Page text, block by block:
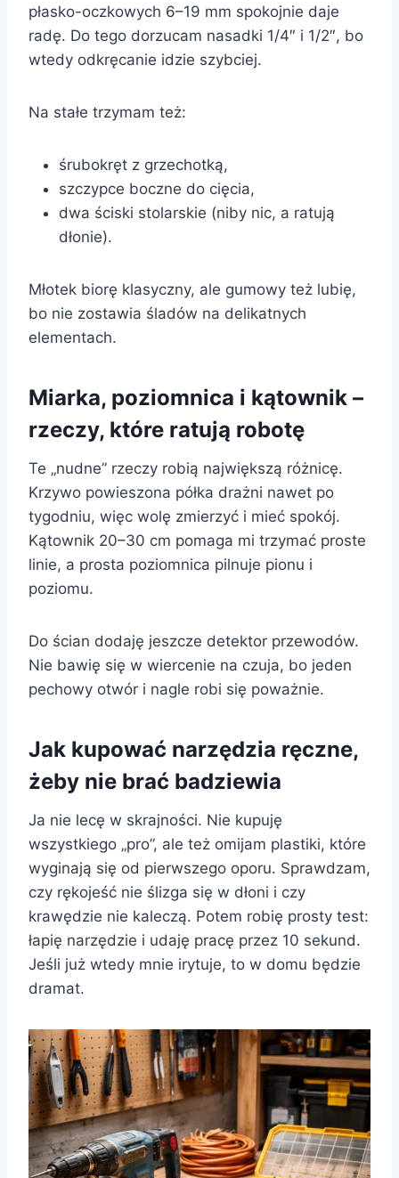
płasko-oczkowych 6–19 mm spokojnie daje
radę. Do tego dorzucam nasadki 1/4″ i 1/2″, bo
wtedy odkręcanie idzie szybciej.
Na stałe trzymam też:
śrubokręt z grzechotką,
szczypce boczne do cięcia,
dwa ściski stolarskie (niby nic, a ratują
dłonie).
Młotek biorę klasyczny, ale gumowy też lubię,
bo nie zostawia śladów na delikatnych
elementach.
Miarka, poziomnica i kątownik –
rzeczy, które ratują robotę
Te „nudne” rzeczy robią największą różnicę.
Krzywo powieszona półka drażni nawet po
tygodniu, więc wolę zmierzyć i mieć spokój.
Kątownik 20–30 cm pomaga mi trzymać proste
linie, a prosta poziomnica pilnuje pionu i
poziomu.
Do ścian dodaję jeszcze detektor przewodów.
Nie bawię się w wiercenie na czuja, bo jeden
pechowy otwór i nagle robi się poważnie.
Jak kupować narzędzia ręczne,
żeby nie brać badziewia
Ja nie lecę w skrajności. Nie kupuję
wszystkiego „pro”, ale też omijam plastiki, które
wyginają się od pierwszego oporu. Sprawdzam,
czy rękojeść nie ślizga się w dłoni i czy
krawędzie nie kaleczą. Potem robię prosty test:
łapię narzędzie i udaję pracę przez 10 sekund.
Jeśli już wtedy mnie irytuje, to w domu będzie
dramat.